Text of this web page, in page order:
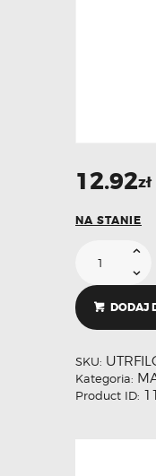
12.92zł
NA STANIE
DODAJ
SKU:
Kategoria:
Product ID: